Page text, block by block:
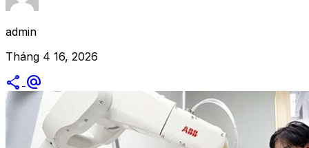
admin
Tháng 4 16, 2026
share alternate_email